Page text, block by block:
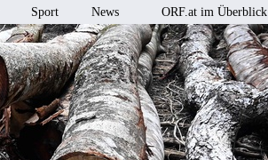
Sport News ORF.at im Überblick